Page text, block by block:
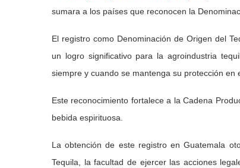
sumara a los países que reconocen la
El registro como Denominación de Origen del
un logro significativo para la agroindustria
siempre y cuando se mantenga su protección
Este reconocimiento fortalece a la Cadena
bebida espirituosa.
La obtención de este registro en Guatemala
Tequila, la facultad de ejercer las acciones